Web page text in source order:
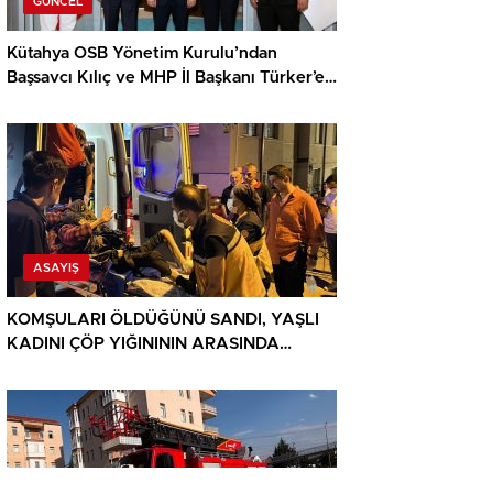
Kütahya OSB Yönetim Kurulu’ndan
Başsavcı Kılıç ve MHP İl Başkanı Türker’e
ASAYIŞ
KOMŞULARI ÖLDÜĞÜNÜ SANDI, YAŞLI
KADINI ÇÖP YIĞINININ ARASINDA